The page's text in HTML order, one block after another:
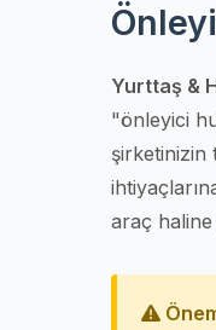
Yurttaş &
"önleyici
şirketinizin
araç